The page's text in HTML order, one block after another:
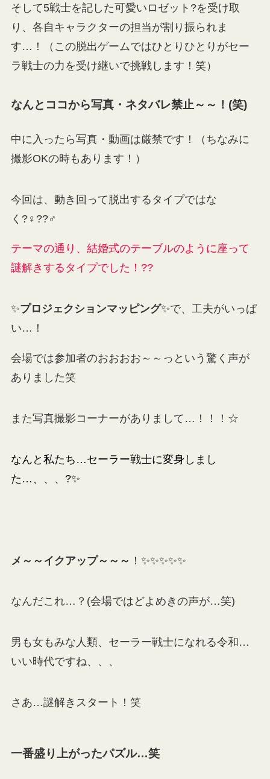
そして5戦士を記した可愛いロゼット?️を受け取
り、各自キャラクターの担当が割り振られま
す…！（この脱出ゲームではひとりひとりがセー
ラ戦士の力を受け継いで挑戦します！笑）
なんとココから写真・ネタバレ禁止～～！(笑)
中に入ったら写真・動画は厳禁です！（ちなみに
撮影OKの時もあります！）
今回は、動き回って脱出するタイプではな
く?‍♀️??‍♂️
テーマの通り、結婚式のテーブルのように座って
謎解きするタイプでした！??
✨プロジェクションマッピング✨で、工夫がいっぱ
い…！
会場では参加者のおおおお～～っという驚く声が
ありました笑
また写真撮影コーナーがありまして…！！！☆
なんと私たち…セーラー戦士に変身しまし
た…、、、?✨
メ～～イクアップ～～～ ！✨✨✨✨✨
なんだこれ…？(会場ではどよめきの声が…笑)
男も女もみな人類、セーラー戦士になれる令和…
いい時代ですね、、、
さあ…謎解きスタート！笑
一番盛り上がったパズル…笑